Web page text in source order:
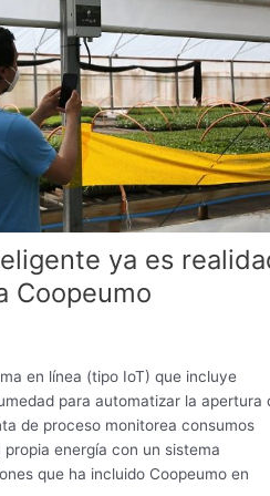
ya es
Coopeumo
en línea (tipo IoT) que incluye
para automatizar la apertura
de proceso monitorea consumos
energía con un sistema
que ha incluido Coopeumo en